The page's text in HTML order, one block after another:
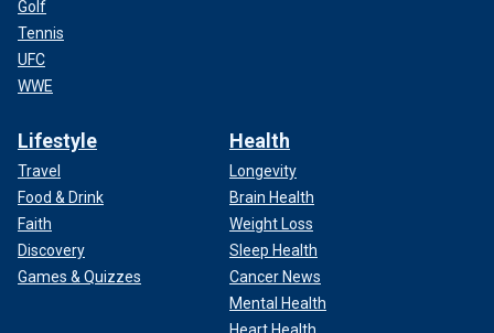
Golf
Tennis
UFC
WWE
Lifestyle
Travel
Food & Drink
Faith
Discovery
Games & Quizzes
Health
Longevity
Brain Health
Weight Loss
Sleep Health
Cancer News
Mental Health